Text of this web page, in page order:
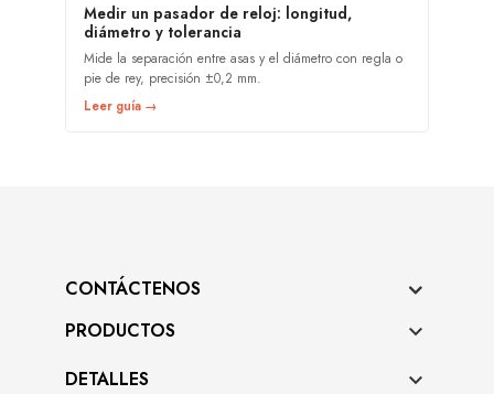
Medir un pasador de reloj: longitud,
diámetro y tolerancia
Mide la separación entre asas y el diámetro con regla o
pie de rey, precisión ±0,2 mm.
Leer guía →
CONTÁCTENOS
PRODUCTOS

DETALLES 